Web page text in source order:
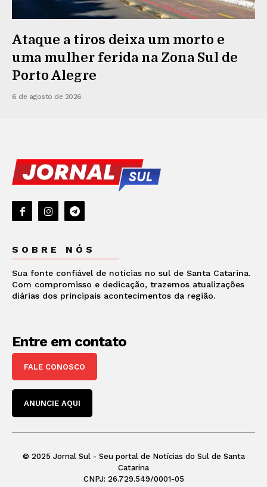
Ataque a tiros deixa um morto e
uma mulher ferida na Zona Sul de
Porto Alegre
6 de agosto de 2026
SOBRE NÓS
Sua fonte confiável de notícias no sul de Santa Catarina.
Com compromisso e dedicação, trazemos atualizações
diárias dos principais acontecimentos da região.
Entre em contato
FALE CONOSCO
ANUNCIE AQUI
© 2025 Jornal Sul - Seu portal de Notícias do Sul de Santa
Catarina
CNPJ: 26.729.549/0001-05